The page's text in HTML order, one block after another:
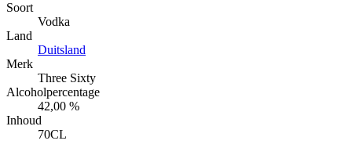
Soort
Vodka
Land
Duitsland
Merk
Three Sixty
Alcoholpercentage
42,00 %
Inhoud
70CL